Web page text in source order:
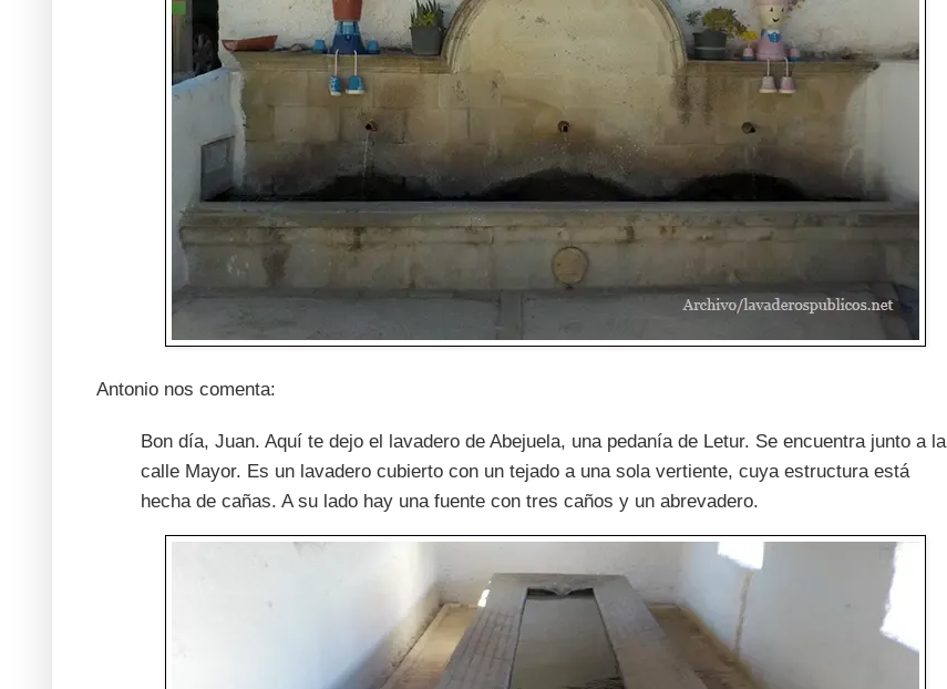
Antonio nos comenta:
Bon día, Juan. Aquí te dejo el lavadero de Abejuela, una pedanía de Letur. Se encuentra junto a la
calle Mayor. Es un lavadero cubierto con un tejado a una sola vertiente, cuya estructura está
hecha de cañas. A su lado hay una fuente con tres caños y un abrevadero.